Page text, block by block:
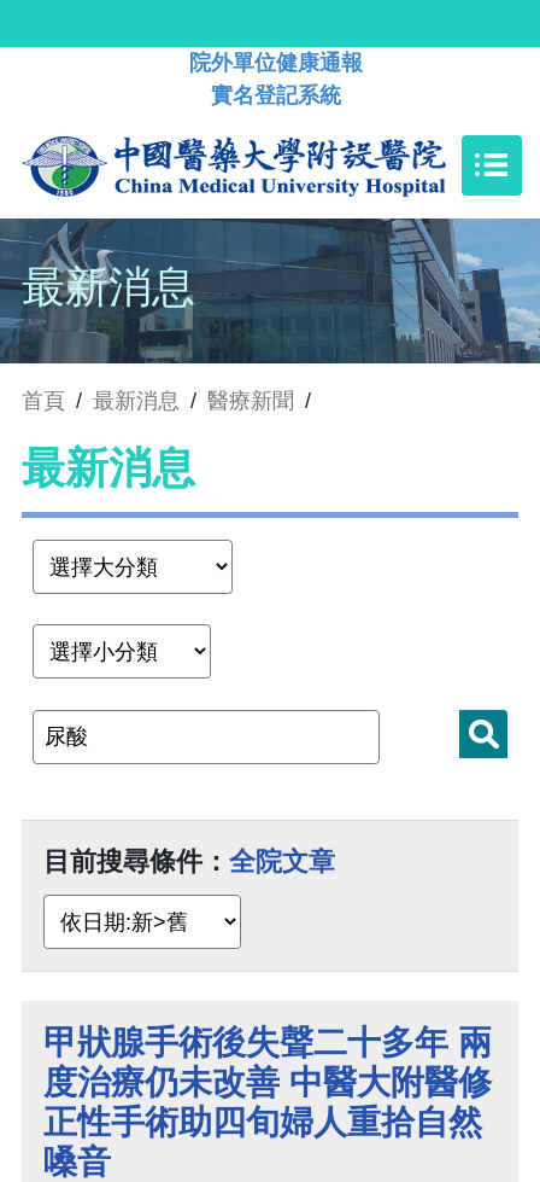
院外單位健康通報
實名登記系統
最新消息
首頁 / 最新消息 / 醫療新聞 /
最新消息
目前搜尋條件： 全院文章
甲狀腺手術後失聲二十多年 兩
度治療仍未改善 中醫大附醫修
正性手術助四旬婦人重拾自然
嗓音